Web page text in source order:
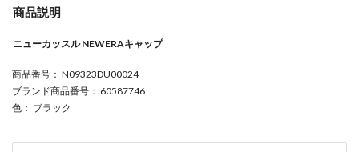
商品説明
ニューカッスル NEWERAキャップ
商品番号 ： N09323DU00024
ブランド商品番号 ： 60587746
色 ： ブラック